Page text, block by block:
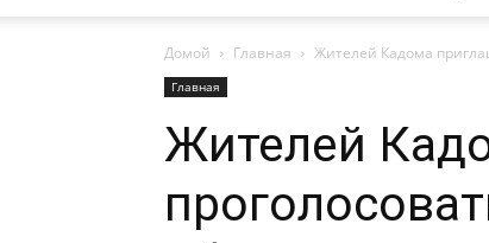
Домой Главная Жителей Кадома
Главная
Жителей